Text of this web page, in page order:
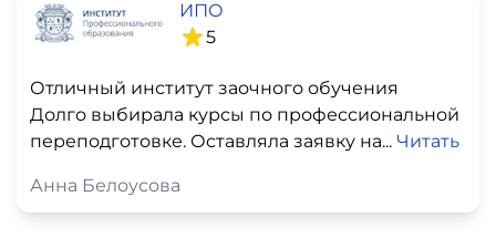
ИПО
5
Отличный институт заочного обучения
Долго выбирала курсы по профессиональной
переподготовке. Оставляла заявку на... Читать
Анна Белоусова